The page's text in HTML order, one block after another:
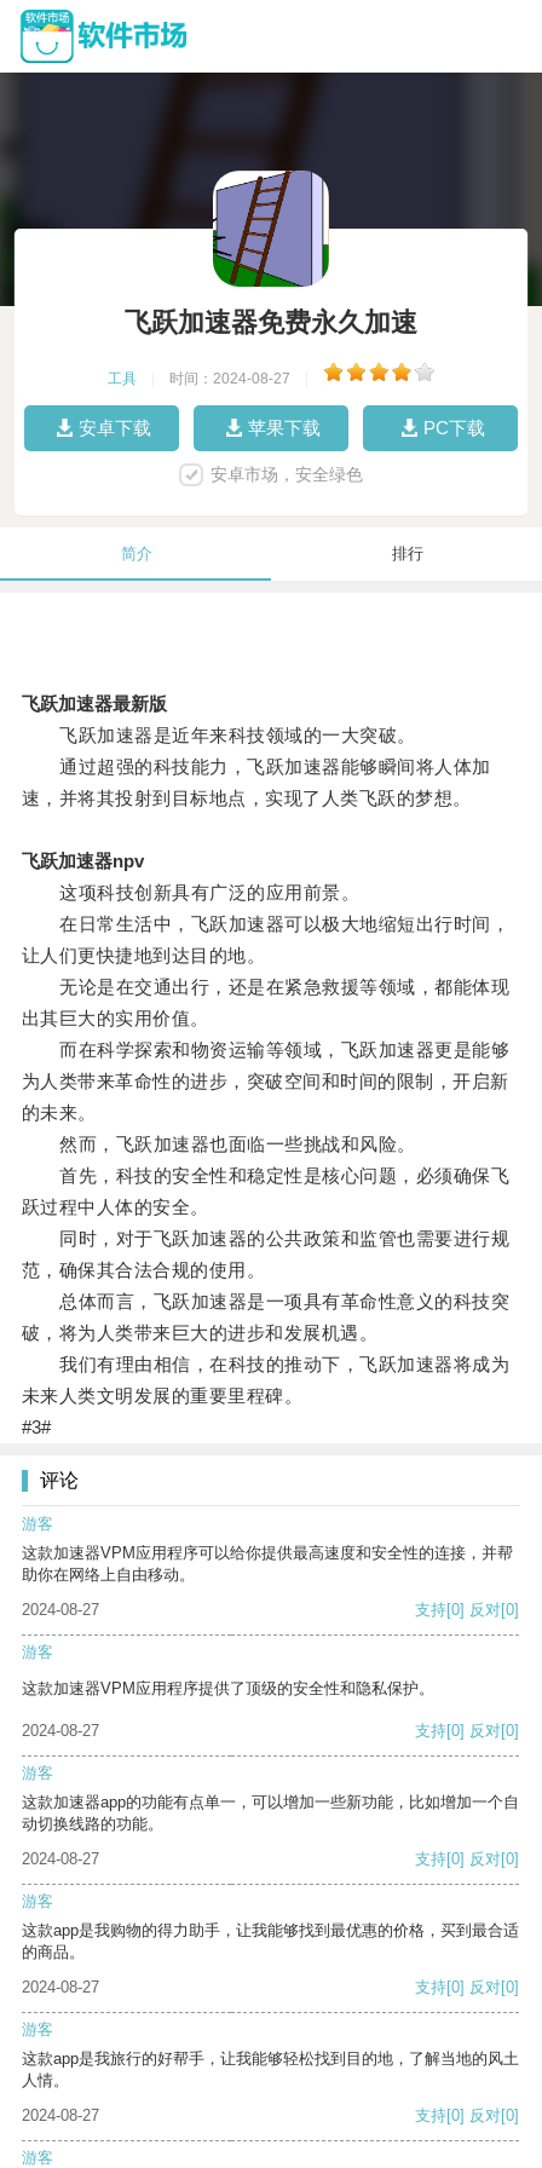
飞跃加速器免费永久加速
工具 时间：2024-08-27
安卓下载 苹果下载 PC下载
安卓市场，安全绿色
简介 排行
飞跃加速器最新版
飞跃加速器是近年来科技领域的一大突破。
通过超强的科技能力，飞跃加速器能够瞬间将人体加
速，并将其投射到目标地点，实现了人类飞跃的梦想。
飞跃加速器npv
这项科技创新具有广泛的应用前景。
在日常生活中，飞跃加速器可以极大地缩短出行时间，
让人们更快捷地到达目的地。
无论是在交通出行，还是在紧急救援等领域，都能体现
出其巨大的实用价值。
而在科学探索和物资运输等领域，飞跃加速器更是能够
为人类带来革命性的进步，突破空间和时间的限制，开启新
的未来。
然而，飞跃加速器也面临一些挑战和风险。
首先，科技的安全性和稳定性是核心问题，必须确保飞
跃过程中人体的安全。
同时，对于飞跃加速器的公共政策和监管也需要进行规
范，确保其合法合规的使用。
总体而言，飞跃加速器是一项具有革命性意义的科技突
破，将为人类带来巨大的进步和发展机遇。
我们有理由相信，在科技的推动下，飞跃加速器将成为
未来人类文明发展的重要里程碑。
#3#
评论
游客
这款加速器VPM应用程序可以给你提供最高速度和安全性的连接，并帮
助你在网络上自由移动。
2024-08-27
支持[0] 反对[0]
游客
这款加速器VPM应用程序提供了顶级的安全性和隐私保护。
2024-08-27 支持[0] 反对[0]
游客
这款加速器app的功能有点单一，可以增加一些新功能，比如增加一个自
动切换线路的功能。
2024-08-27
支持[0] 反对[0]
游客
这款app是我购物的得力助手，让我能够找到最优惠的价格，买到最合适
的商品。
2024-08-27
支持[0] 反对[0]
游客
这款app是我旅行的好帮手，让我能够轻松找到目的地，了解当地的风土
人情。
2024-08-27
支持[0] 反对[0]
游客